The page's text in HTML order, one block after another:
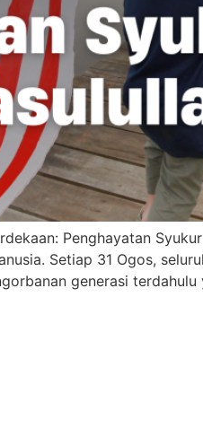
Penghayatan
Setiap 31 Ogos,
generasi